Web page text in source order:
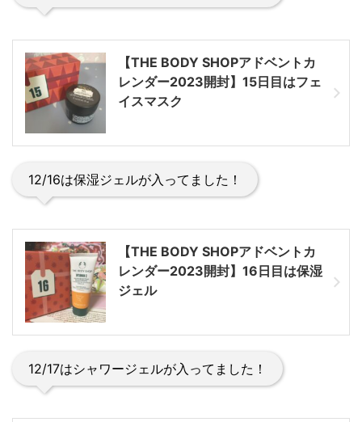
【THE BODY SHOPアドベントカ
レンダー2023開封】15日目はフェ
イスマスク
12/16は保湿ジェルが入ってました！
【THE BODY SHOPアドベントカ
レンダー2023開封】16日目は保湿
ジェル
12/17はシャワージェルが入ってました！